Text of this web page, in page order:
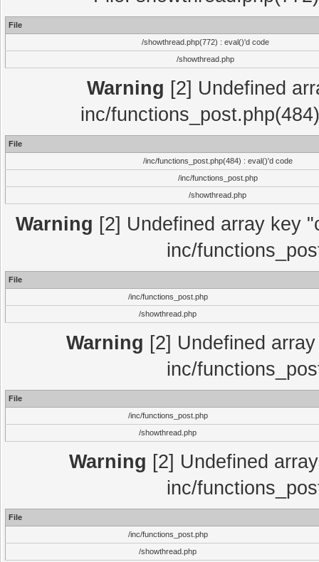
File
/showthread.php(772) : eval()'d code
/showthread.php
Warning [2] Undefined
inc/
File
/inc/functions_post.php(484) : eval()'d code
/inc/functions_post.php
/showthread.php
Warning [2] Undefined array key
inc/
File
/inc/functions_post.php
/showthread.php
Warning [2] Undefined
inc/
File
/inc/functions_post.php
/showthread.php
Warning [2] Undefined
inc/
File
/inc/functions_post.php
/showthread.php